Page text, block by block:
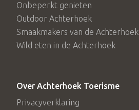
Onbeperkt genieten
Outdoor Achterhoek
Smaakmakers van de Achterhoek
Wild eten in de Achterhoek
Over Achterhoek Toerisme
Privacyverklaring